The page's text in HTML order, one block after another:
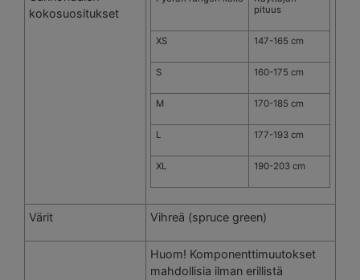
kokosuositukset
pituus
XS 147-165 cm
S 160-175 cm
M 170-185 cm
L 177-193 cm
XL 190-203 cm
Värit Vihreä (spruce green)
Huom! Komponenttimuutokset
mahdollisia ilman erillistä